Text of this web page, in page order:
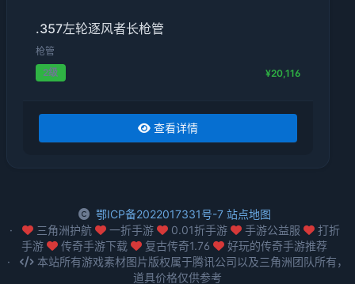
.357左轮逐风者长枪管
枪管
2级
¥20,116
查看详情
鄂ICP备2022017331号-7 站点地图
三角洲护航
一折手游 0.01折手游 手游公益服
打折
手游
传奇手游下载 复古传奇1.76
好玩的传奇手游推荐
本站所有游戏素材图片版权属于腾讯公司以及三角洲团队所有，
道具价格仅供参考